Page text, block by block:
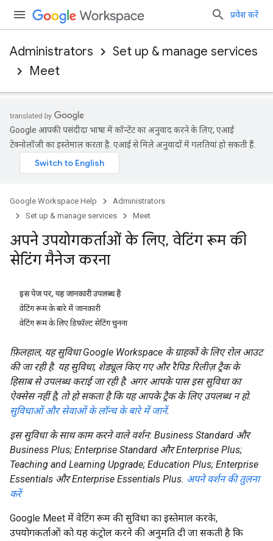
प्रवेश करें
Administrators
Set up & manage services
Meet
Google आपकी पसंदीदा भाषा में कॉन्टेंट का अनुवाद करने के लिए, एआई
टेक्नोलॉजी का इस्तेमाल करता है. एआई से मिले अनुवादों में गलतियां हो सकती हैं.
Google Workspace Help
Administrators
Set up & manage services
Meet
अपने उपयोगकर्ताओं के लिए, वेटिंग रूम की
सेटिंग मैनेज करना
इस पेज पर, यह जानकारी उपलब्ध है
वेटिंग रूम के बारे में जानकारी
वेटिंग रूम के लिए डिफ़ॉल्ट सेटिंग चुनना
फ़िलहाल, यह सुविधा Google Workspace के ग्राहकों के लिए रोल आउट
की जा रही है. यह सुविधा, शेड्यूल किए गए और रैपिड रिलीज़ ट्रैक के
हिसाब से उपलब्ध कराई जा रही है. अगर आपके पास इस सुविधा का
ऐक्सेस नहीं है, तो हो सकता है कि यह आपके ट्रैक के लिए उपलब्ध न हो.
सुविधाओं और सेवाओं के लॉन्च के बारे में जानें.
इस सुविधा के साथ काम करने वाले वर्शन: Business Standard और
Business Plus; Enterprise Standard और Enterprise Plus;
Teaching and Learning Upgrade; Education Plus; Enterprise
Essentials और Enterprise Essentials Plus. अपने वर्शन की तुलना
करें
Google Meet में वेटिंग रूम की सुविधा का इस्तेमाल करके,
उपयोगकर्ताओं को यह कंट्रोल करने की अनुमति दी जा सकती है कि